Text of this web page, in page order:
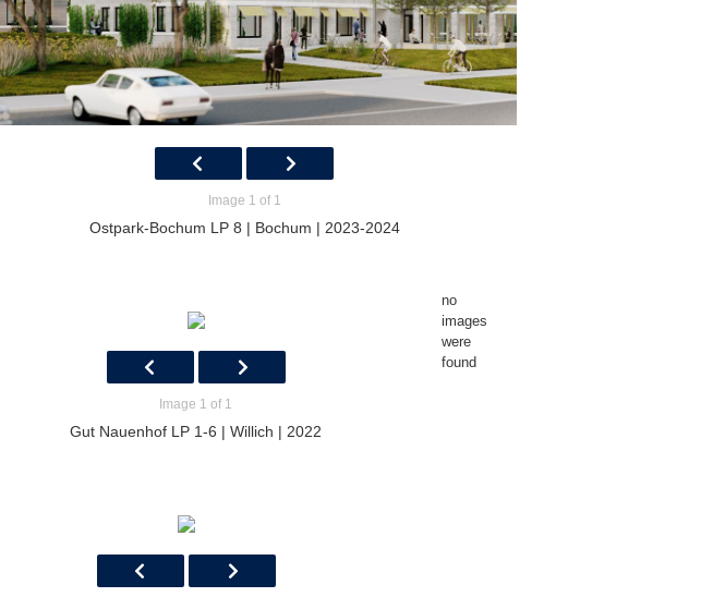
Image 1 of 1
Ostpark-Bochum LP 8 | Bochum | 2023-2024
Image 1 of 1
Gut Nauenhof LP 1-6 | Willich | 2022
no
images
were
found